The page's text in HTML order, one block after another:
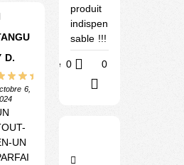
D.
6,
UN
produit
indispen
sable !!!
Utile 0 0